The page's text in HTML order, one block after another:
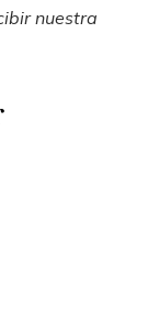
nuestra